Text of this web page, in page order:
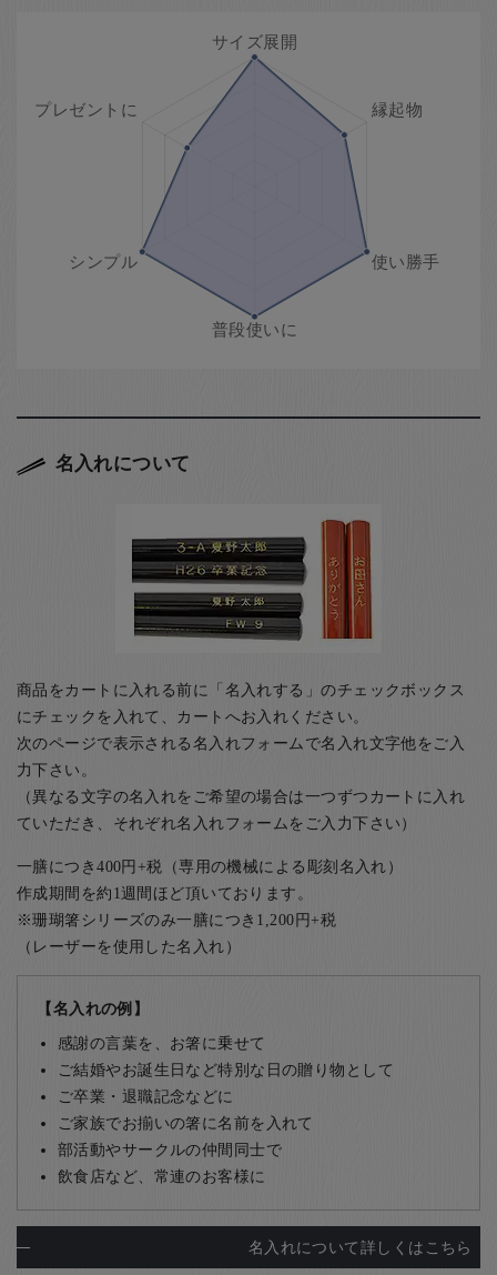
名入れについて
商品をカートに入れる前に「名入れする」のチェックボックス
にチェックを入れて、カートへお入れください。
次のページで表示される名入れフォームで名入れ文字他をご入
力下さい。
（異なる文字の名入れをご希望の場合は一つずつカートに入れ
ていただき、それぞれ名入れフォームをご入力下さい）
一膳につき400円+税（専用の機械による彫刻名入れ）
作成期間を約1週間ほど頂いております。
※珊瑚箸シリーズのみ一膳につき1,200円+税
（レーザーを使用した名入れ）
【名入れの例】
感謝の言葉を、お箸に乗せて
ご結婚やお誕生日など特別な日の贈り物として
ご卒業・退職記念などに
ご家族でお揃いの箸に名前を入れて
部活動やサークルの仲間同士で
飲食店など、常連のお客様に
名入れについて詳しくはこちら